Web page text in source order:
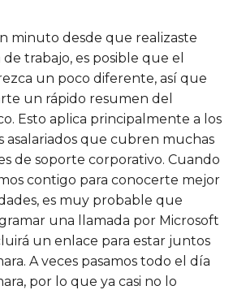
minuto desde que realizaste
trabajo, es posible que el
un poco diferente, así que
un rápido resumen del
Esto aplica principalmente a los
asalariados que cubren muchas
de soporte corporativo. Cuando
contigo para conocerte mejor
es muy probable que
una llamada por Microsoft
un enlace para estar juntos
A veces pasamos todo el día
por lo que ya casi no lo